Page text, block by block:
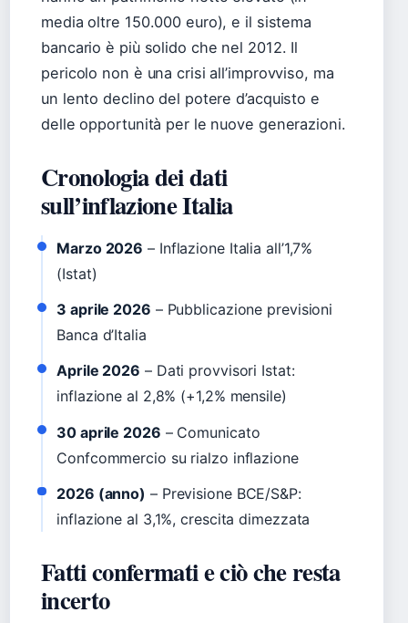
media oltre 150.000 euro), e il sistema
bancario è più solido che nel 2012. Il
pericolo non è una crisi all’improvviso, ma
un lento declino del potere d’acquisto e
delle opportunità per le nuove generazioni.
Cronologia dei dati
sull’inflazione Italia
Marzo 2026 – Inflazione Italia all’1,7%
(Istat)
3 aprile 2026 – Pubblicazione previsioni
Banca d’Italia
Aprile 2026 – Dati provvisori Istat:
inflazione al 2,8% (+1,2% mensile)
30 aprile 2026 – Comunicato
Confcommercio su rialzo inflazione
2026 (anno) – Previsione BCE/S&P:
inflazione al 3,1%, crescita dimezzata
Fatti confermati e ciò che resta
incerto